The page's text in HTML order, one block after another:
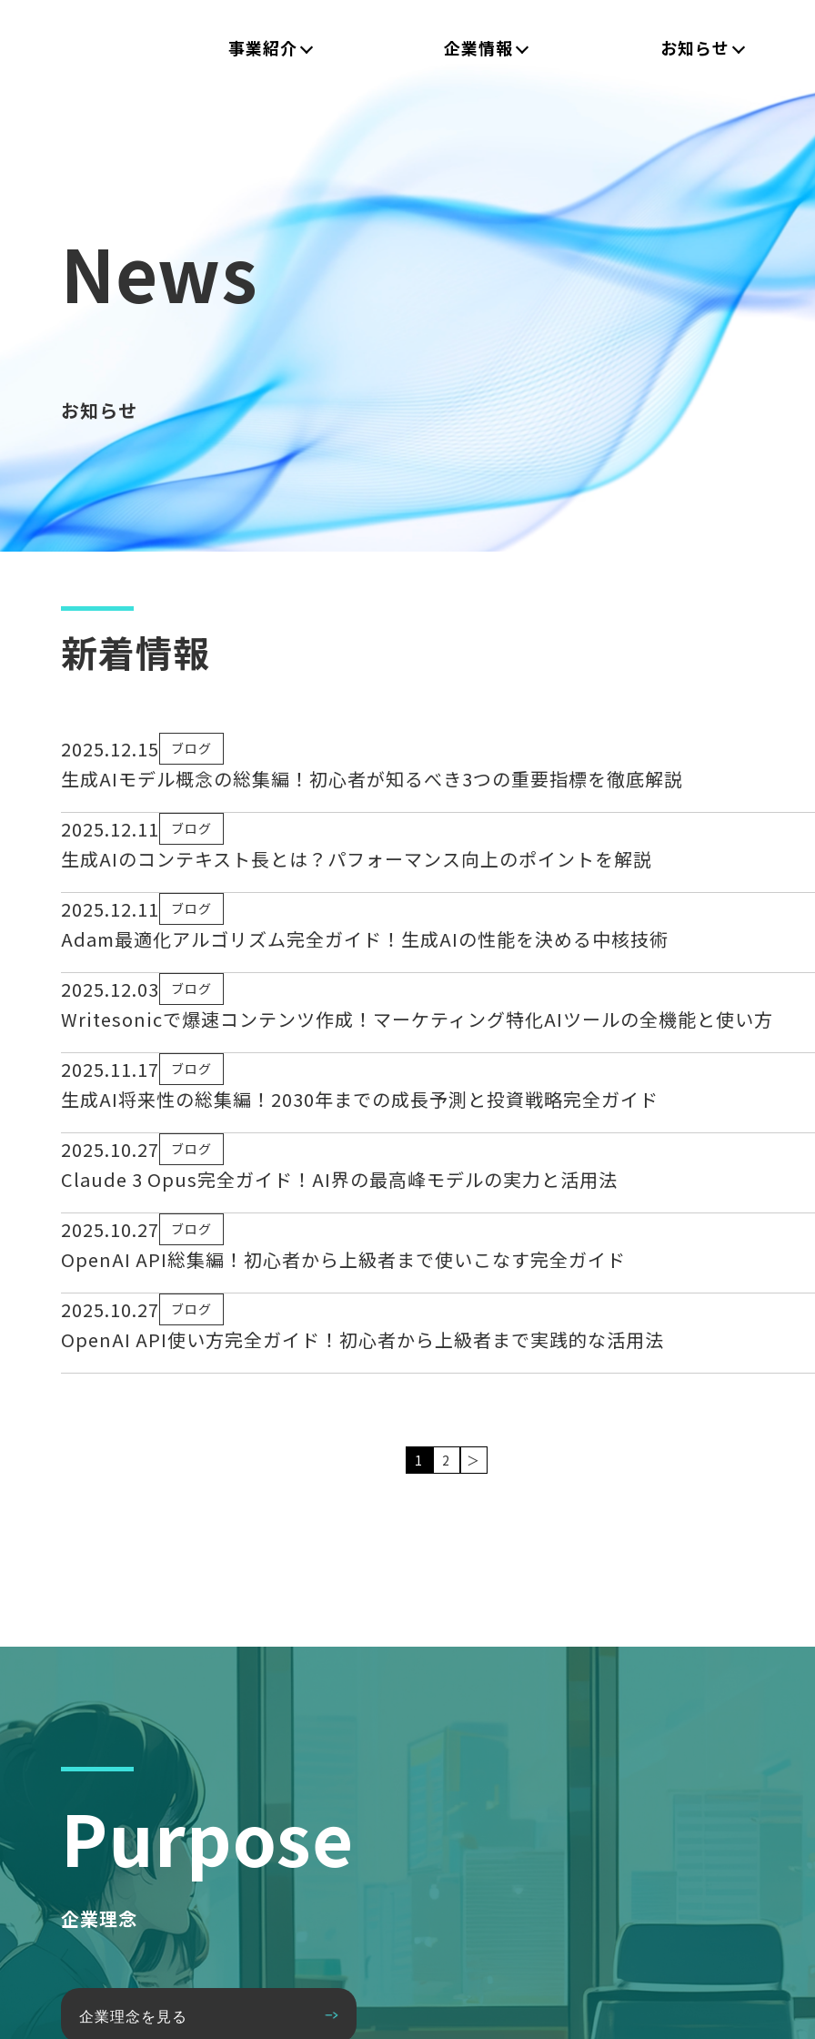
事業紹介 企業情報 お知らせ
News
お知らせ
新着情報
2025.12.15 ブログ
生成AIモデル概念の総集編！初心者が知るべき3つの重要指標を徹底解説
2025.12.11
ブログ
生成AIのコンテキスト長とは？パフォーマンス向上のポイントを解説
2025.12.11
ブログ
Adam最適化アルゴリズム完全ガイド！生成AIの性能を決める中核技術
2025.12.03
ブログ
Writesonicで爆速コンテンツ作成！マーケティング特化AIツールの全機能と使い方
2025.11.17
ブログ
生成AI将来性の総集編！2030年までの成長予測と投資戦略完全ガイド
2025.10.27
ブログ
Claude 3 Opus完全ガイド！AI界の最高峰モデルの実力と活用法
2025.10.27
ブログ
OpenAI API総集編！初心者から上級者まで使いこなす完全ガイド
2025.10.27
ブログ
OpenAI API使い方完全ガイド！初心者から上級者まで実践的な活用法
1 2 ＞
Purpose
企業理念
企業理念を見る